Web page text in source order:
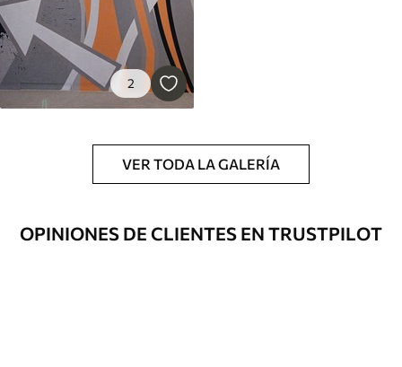
2
VER TODA LA GALERÍA
OPINIONES DE CLIENTES EN TRUSTPILOT